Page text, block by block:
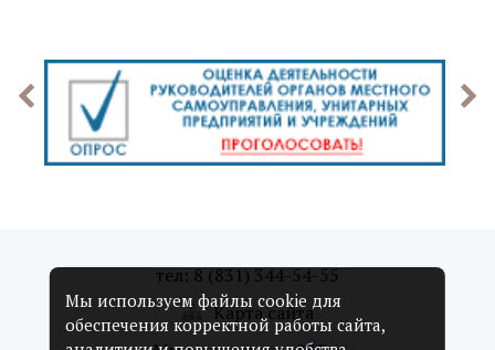
тел: 8 (831) 344-54-55
Карта сайта
Мы используем файлы cookie для
обеспечения корректной работы сайта,